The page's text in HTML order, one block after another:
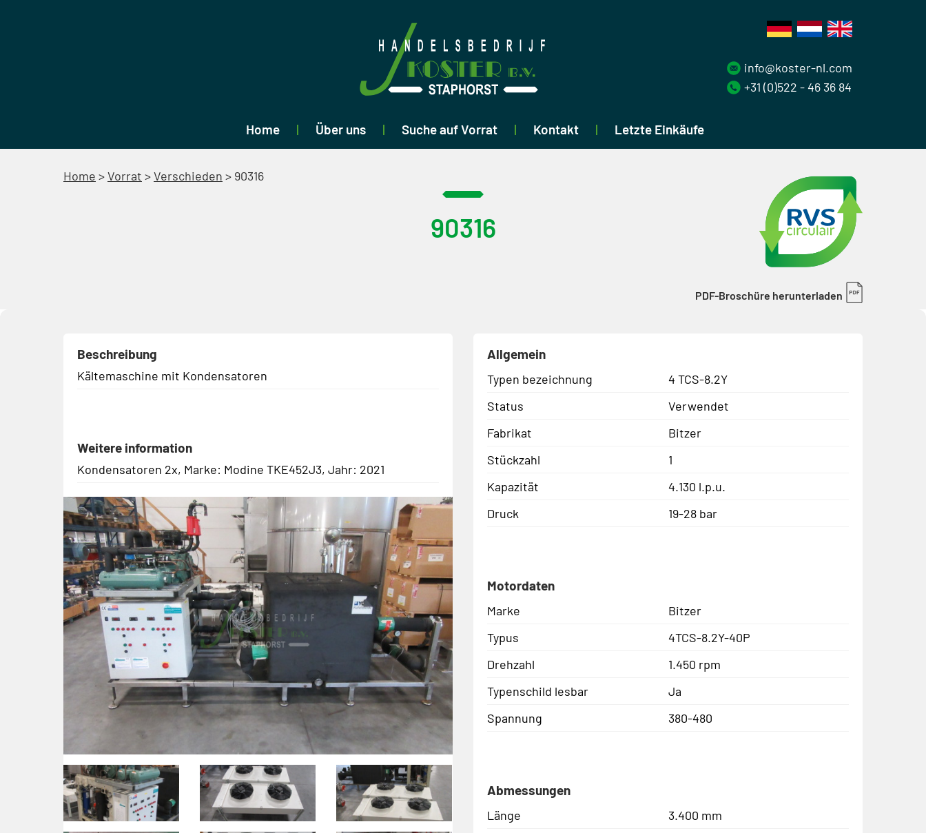
Home Über uns Suche auf Vorrat Kontakt Letzte Einkäufe
info@koster-nl.com
+31 (0)522 - 46 36 84
Home >Vorrat >Verschieden > 90316
90316
PDF-Broschüre herunterladen
Beschreibung
Kältemaschine mit Kondensatoren
Weitere information
Kondensatoren 2x, Marke: Modine TKE452J3, Jahr: 2021
Allgemein
Typen bezeichnung
4 TCS-8.2Y
Status
Verwendet
Fabrikat
Bitzer
Stückzahl
1
Kapazität
4.130 l.p.u.
Druck
19-28 bar
Motordaten
Marke
Bitzer
Typus
4TCS-8.2Y-40P
Drehzahl
1.450 rpm
Typenschild lesbar
Ja
Spannung
380-480
Abmessungen
Länge
3.400 mm